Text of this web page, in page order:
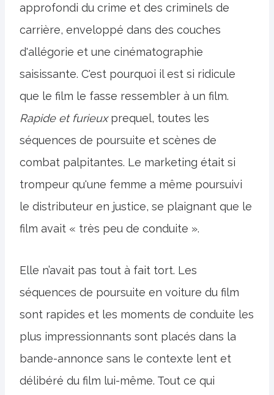
approfondi du crime et des criminels de
carrière, enveloppé dans des couches
d'allégorie et une cinématographie
saisissante. C'est pourquoi il est si ridicule
que le film le fasse ressembler à un film.
Rapide et furieuxprequel, toutes les
séquences de poursuite et scènes de
combat palpitantes. Le marketing était si
trompeur qu'une femme a même poursuivi
le distributeur en justice, se plaignant que le
film avait « très peu de conduite ».
Elle n’avait pas tout à fait tort. Les
séquences de poursuite en voiture du film
sont rapides et les moments de conduite les
plus impressionnants sont placés dans la
bande-annonce sans le contexte lent et
délibéré du film lui-même. Tout ce qui